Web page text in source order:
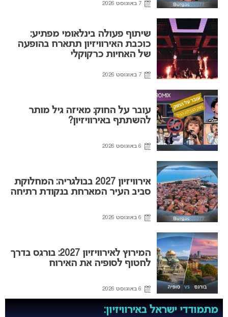
7 באוגוסט 2026
שיתוף פעולה בינלאומי מפתיע:
כוכבת האירוויזיון תתארח בהופעה
של האחיות כרקוקלי
7 באוגוסט 2026
עובר על החוק: מאיזה גיל מותר
להשתתף באירוויזיון?
6 באוגוסט 2026
אירוויזיון 2027 בבולגריה: המחלוקת
סביב העיר המארחת בנקודת רתיחה
6 באוגוסט 2026
המירוץ לאירוויזיון 2027: בורגס בדרך
לחטוף לסופיה את האירוח
6 באוגוסט 2026
מתמודדי ישראל באירוויזיון: